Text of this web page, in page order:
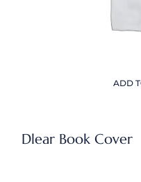
ADD
Dlear Book Cover